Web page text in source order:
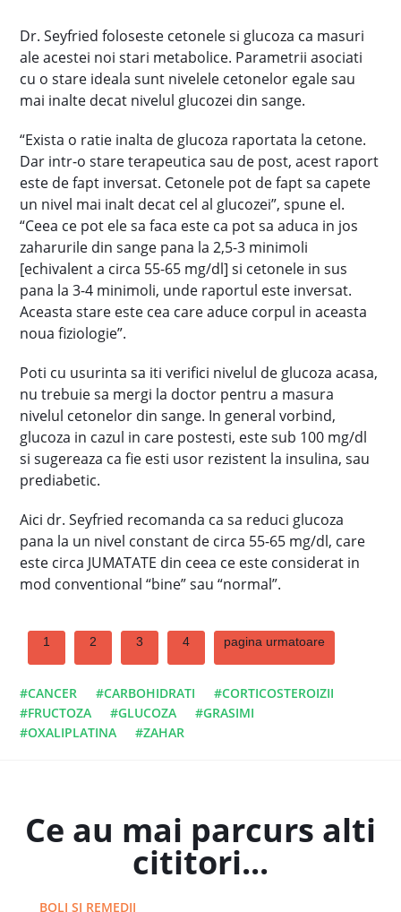
Dr. Seyfried foloseste cetonele si glucoza ca masuri
ale acestei noi stari metabolice. Parametrii asociati
cu o stare ideala sunt nivelele cetonelor egale sau
mai inalte decat nivelul glucozei din sange.
“Exista o ratie inalta de glucoza raportata la cetone.
Dar intr-o stare terapeutica sau de post, acest raport
este de fapt inversat. Cetonele pot de fapt sa capete
un nivel mai inalt decat cel al glucozei”, spune el.
“Ceea ce pot ele sa faca este ca pot sa aduca in jos
zaharurile din sange pana la 2,5-3 minimoli
[echivalent a circa 55-65 mg/dl] si cetonele in sus
pana la 3-4 minimoli, unde raportul este inversat.
Aceasta stare este cea care aduce corpul in aceasta
noua fiziologie”.
Poti cu usurinta sa iti verifici nivelul de glucoza acasa,
nu trebuie sa mergi la doctor pentru a masura
nivelul cetonelor din sange. In general vorbind,
glucoza in cazul in care postesti, este sub 100 mg/dl
si sugereaza ca fie esti usor rezistent la insulina, sau
prediabetic.
Aici dr. Seyfried recomanda ca sa reduci glucoza
pana la un nivel constant de circa 55-65 mg/dl, care
este circa JUMATATE din ceea ce este considerat in
mod conventional “bine” sau “normal”.
1 2 3 4 pagina urmatoare
#CANCER #CARBOHIDRATI
#CORTICOSTEROIZII
#FRUCTOZA
#GLUCOZA
#GRASIMI
#OXALIPLATINA
#ZAHAR
Ce au mai parcurs alti
cititori...
BOLI SI REMEDII